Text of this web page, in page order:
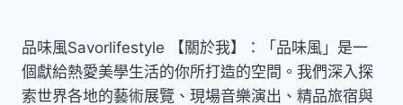
品味風Savorlifestyle 【關於我】：「品味風」是一
個獻給熱愛美學生活的你所打造的空間。我們深入探
索世界各地的藝術展覽、現場音樂演出、精品旅宿與